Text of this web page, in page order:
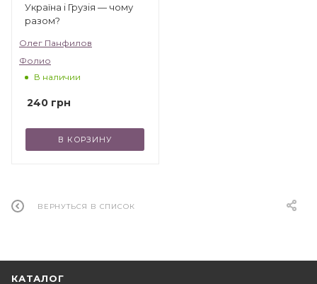
Україна і Грузія — чому
разом?
Олег Панфилов
Фолио
В наличии
240 грн
В КОРЗИНУ
ВЕРНУТЬСЯ В СПИСОК
КАТАЛОГ